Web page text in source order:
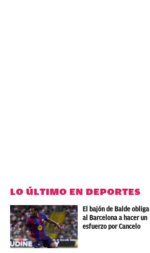
LO ÚLTIMO EN DEPORTES
El bajón de Balde obliga
al Barcelona a hacer un
esfuerzo por Cancelo